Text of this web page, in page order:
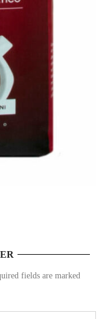
fields are marked